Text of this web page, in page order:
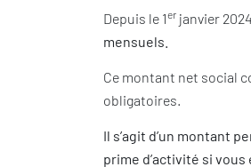
Depuis le 1er janvier
mensuels.
Ce montant net social
obligatoires.
Il s’agit d’un montant
prime d’activité si